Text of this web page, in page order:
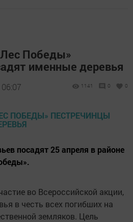
Победы»
именные деревья
1141 0 0
посадят 25 апреля в районе
во Всероссийской акции,
в честь всех погибших на
земляков. Цель